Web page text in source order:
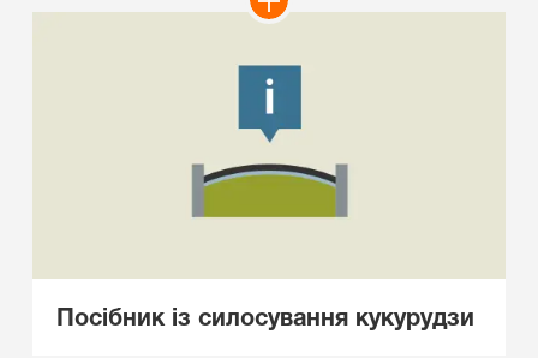
Посібник із силосування кукурудзи